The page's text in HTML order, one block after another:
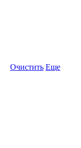
Очистить Еще